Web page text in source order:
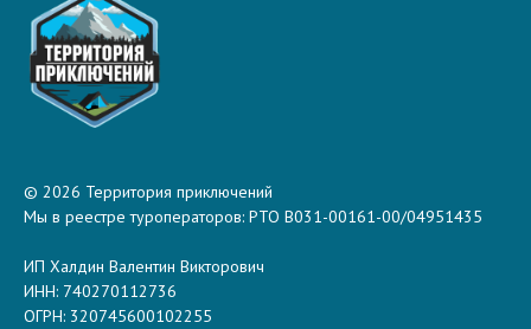
© 2026 Территория приключений
Мы в реестре туроператоров: РТО В031-00161-00/04951435
ИП Халдин Валентин Викторович
ИНН: 740270112736
ОГРН: 320745600102255